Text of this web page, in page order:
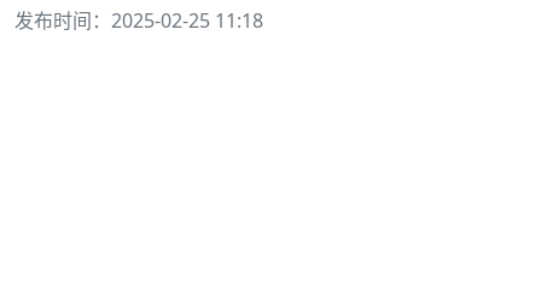
发布时间：2025-02-25 11:18